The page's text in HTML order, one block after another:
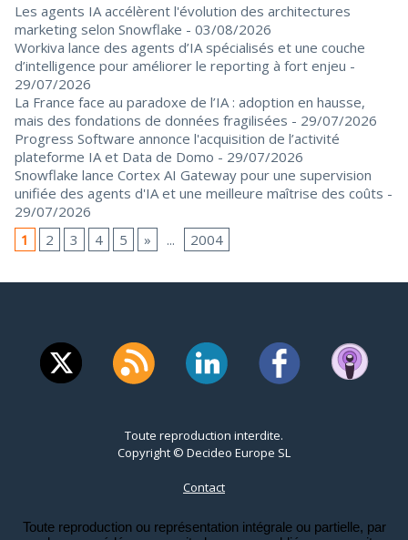
Les agents IA accélèrent l'évolution des architectures
marketing selon Snowflake - 03/08/2026
Workiva lance des agents d’IA spécialisés et une couche
d’intelligence pour améliorer le reporting à fort enjeu -
29/07/2026
La France face au paradoxe de l’IA : adoption en hausse,
mais des fondations de données fragilisées - 29/07/2026
Progress Software annonce l'acquisition de l’activité
plateforme IA et Data de Domo - 29/07/2026
Snowflake lance Cortex AI Gateway pour une supervision
unifiée des agents d'IA et une meilleure maîtrise des coûts -
29/07/2026
1
2 3 4 5 » ... 2004
Toute reproduction interdite.
Copyright © Decideo Europe SL
Contact
Toute reproduction ou représentation intégrale ou partielle, par